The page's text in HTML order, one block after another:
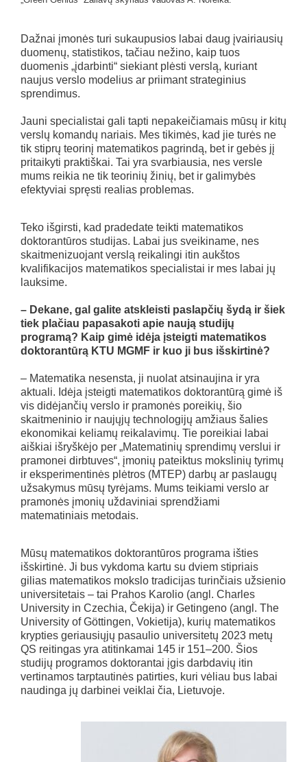
Dažnai įmonės turi sukaupusios labai daug įvairiausių
duomenų, statistikos, tačiau nežino, kaip tuos
duomenis „įdarbinti“ siekiant plėsti verslą, kuriant
naujus verslo modelius ar priimant strateginius
sprendimus.
Jauni specialistai gali tapti nepakeičiamais mūsų ir kitų
verslų komandų nariais. Mes tikimės, kad jie turės ne
tik stiprų teorinį matematikos pagrindą, bet ir gebės jį
pritaikyti praktiškai. Tai yra svarbiausia, nes versle
mums reikia ne tik teorinių žinių, bet ir galimybės
efektyviai spręsti realias problemas.
Teko išgirsti, kad pradedate teikti matematikos
doktorantūros studijas. Labai jus sveikiname, nes
skaitmenizuojant verslą reikalingi itin aukštos
kvalifikacijos matematikos specialistai ir mes labai jų
lauksime.
– Dekane, gal galite atskleisti paslapčių šydą ir šiek
tiek plačiau papasakoti apie naują studijų
programą? Kaip gimė idėja įsteigti matematikos
doktorantūrą KTU MGMF ir kuo ji bus išskirtinė?
– Matematika nesensta, ji nuolat atsinaujina ir yra
aktuali. Idėja įsteigti matematikos doktorantūrą gimė iš
vis didėjančių verslo ir pramonės poreikių, šio
skaitmeninio ir naujųjų technologijų amžiaus šalies
ekonomikai keliamų reikalavimų. Tie poreikiai labai
aiškiai išryškėjo per „Matematinių sprendimų verslui ir
pramonei dirbtuves“, įmonių pateiktus mokslinių tyrimų
ir eksperimentinės plėtros (MTEP) darbų ar paslaugų
užsakymus mūsų tyrėjams. Mums teikiami verslo ar
pramonės įmonių uždaviniai sprendžiami
matematiniais metodais.
Mūsų matematikos doktorantūros programa išties
išskirtinė. Ji bus vykdoma kartu su dviem stipriais
gilias matematikos mokslo tradicijas turinčiais užsienio
universitetais – tai Prahos Karolio (angl. Charles
University in Czechia, Čekija) ir Getingeno (angl. The
University of Göttingen, Vokietija), kurių matematikos
krypties geriausiųjų pasaulio universitetų 2023 metų
QS reitingas yra atitinkamai 145 ir 151–200. Šios
studijų programos doktorantai įgis darbdavių itin
vertinamos tarptautinės patirties, kuri vėliau bus labai
naudinga jų darbinei veiklai čia, Lietuvoje.